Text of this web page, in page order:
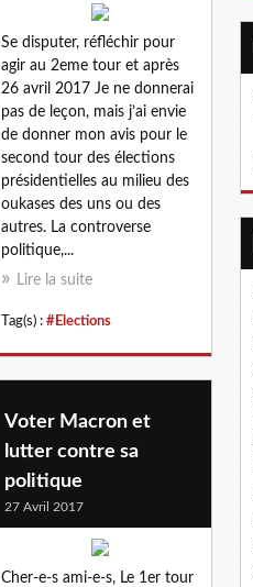
Se disputer, réfléchir pour
agir au 2eme tour et après
26 avril 2017 Je ne donnerai
pas de leçon, mais j’ai envie
de donner mon avis pour le
second tour des élections
présidentielles au milieu des
oukases des uns ou des
autres. La controverse
politique,...
Lire la suite
Tag(s) : #Elections
Voter Macron et
lutter contre sa
politique
27 Avril 2017
Cher-e-s ami-e-s, Le 1er tour